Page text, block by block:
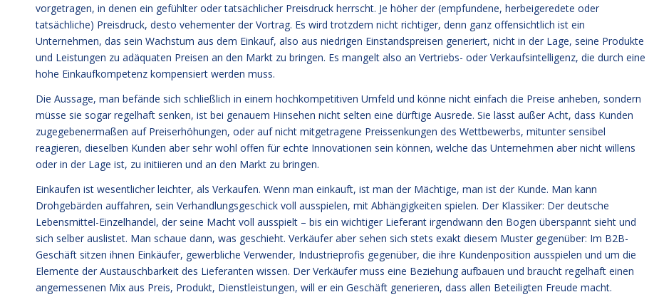
vorgetragen, in denen ein gefühlter oder tatsächlicher Preisdruck herrscht. Je höher der (empfundene, herbeigeredete oder
tatsächliche) Preisdruck, desto vehementer der Vortrag. Es wird trotzdem nicht richtiger, denn ganz offensichtlich ist ein
Unternehmen, das sein Wachstum aus dem Einkauf, also aus niedrigen Einstandspreisen generiert, nicht in der Lage, seine Produkte
und Leistungen zu adäquaten Preisen an den Markt zu bringen. Es mangelt also an Vertriebs- oder Verkaufsintelligenz, die durch eine
hohe Einkaufkompetenz kompensiert werden muss.
Die Aussage, man befände sich schließlich in einem hochkompetitiven Umfeld und könne nicht einfach die Preise anheben, sondern
müsse sie sogar regelhaft senken, ist bei genauem Hinsehen nicht selten eine dürftige Ausrede. Sie lässt außer Acht, dass Kunden
zugegebenermaßen auf Preiserhöhungen, oder auf nicht mitgetragene Preissenkungen des Wettbewerbs, mitunter sensibel
reagieren, dieselben Kunden aber sehr wohl offen für echte Innovationen sein können, welche das Unternehmen aber nicht willens
oder in der Lage ist, zu initiieren und an den Markt zu bringen.
Einkaufen ist wesentlicher leichter, als Verkaufen. Wenn man einkauft, ist man der Mächtige, man ist der Kunde. Man kann
Drohgebärden auffahren, sein Verhandlungsgeschick voll ausspielen, mit Abhängigkeiten spielen. Der Klassiker: Der deutsche
Lebensmittel-Einzelhandel, der seine Macht voll ausspielt – bis ein wichtiger Lieferant irgendwann den Bogen überspannt sieht und
sich selber auslistet. Man schaue dann, was geschieht. Verkäufer aber sehen sich stets exakt diesem Muster gegenüber: Im B2B-
Geschäft sitzen ihnen Einkäufer, gewerbliche Verwender, Industrieprofis gegenüber, die ihre Kundenposition ausspielen und um die
Elemente der Austauschbarkeit des Lieferanten wissen. Der Verkäufer muss eine Beziehung aufbauen und braucht regelhaft einen
angemessenen Mix aus Preis, Produkt, Dienstleistungen, will er ein Geschäft generieren, dass allen Beteiligten Freude macht.